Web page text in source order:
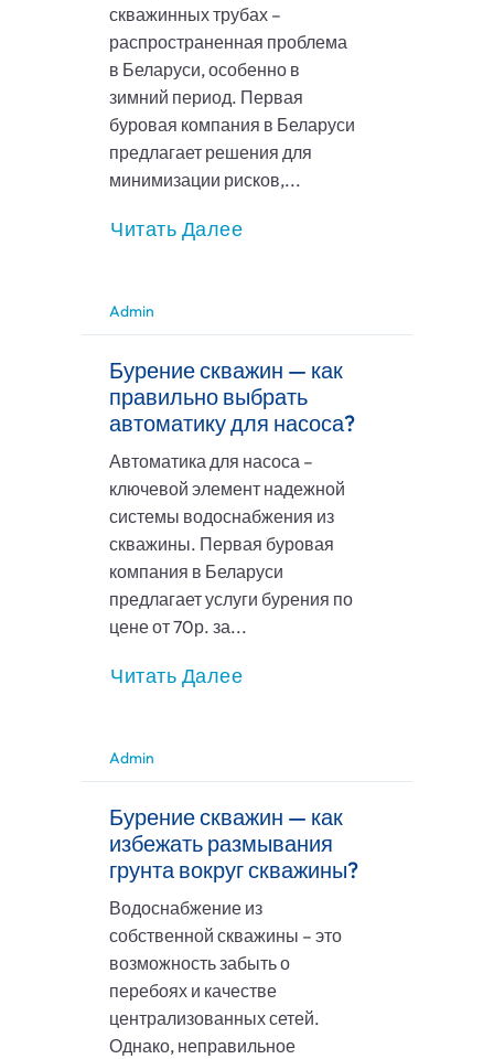
скважинных трубах –
распространенная проблема
в Беларуси, особенно в
зимний период. Первая
буровая компания в Беларуси
предлагает решения для
минимизации рисков,...
Читать Далее
Admin
Бурение скважин — как
правильно выбрать
автоматику для насоса?
Автоматика для насоса –
ключевой элемент надежной
системы водоснабжения из
скважины. Первая буровая
компания в Беларуси
предлагает услуги бурения по
цене от 70р. за...
Читать Далее
Admin
Бурение скважин — как
избежать размывания
грунта вокруг скважины?
Водоснабжение из
собственной скважины – это
возможность забыть о
перебоях и качестве
централизованных сетей.
Однако, неправильное